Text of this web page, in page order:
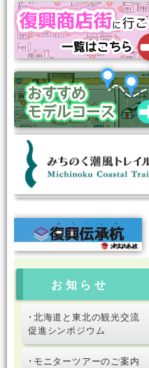
お知らせ
･北海道と東北の観光交流
促進シンポジウム
･モニターツアーのご案内